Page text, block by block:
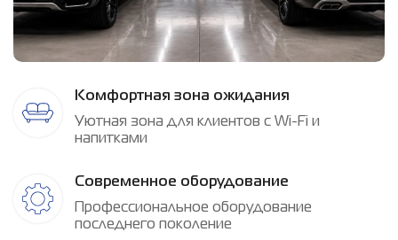
Комфортная зона ожидания
Уютная зона для клиентов c Wi-Fi и
напитками
Современное оборудование
Профессиональное оборудование
последнего поколение